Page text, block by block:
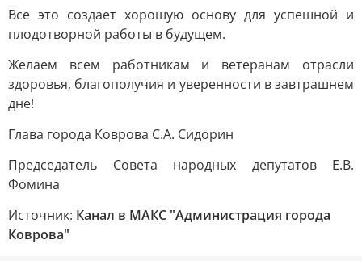
Все это создает хорошую основу для успешной и
плодотворной работы в будущем.
Желаем всем работникам и ветеранам отрасли
здоровья, благополучия и уверенности в завтрашнем
дне!
Глава города Коврова С.А. Сидорин
Председатель Совета народных депутатов Е.В.
Фомина
Источник: Канал в МАКС "Администрация города
Коврова"